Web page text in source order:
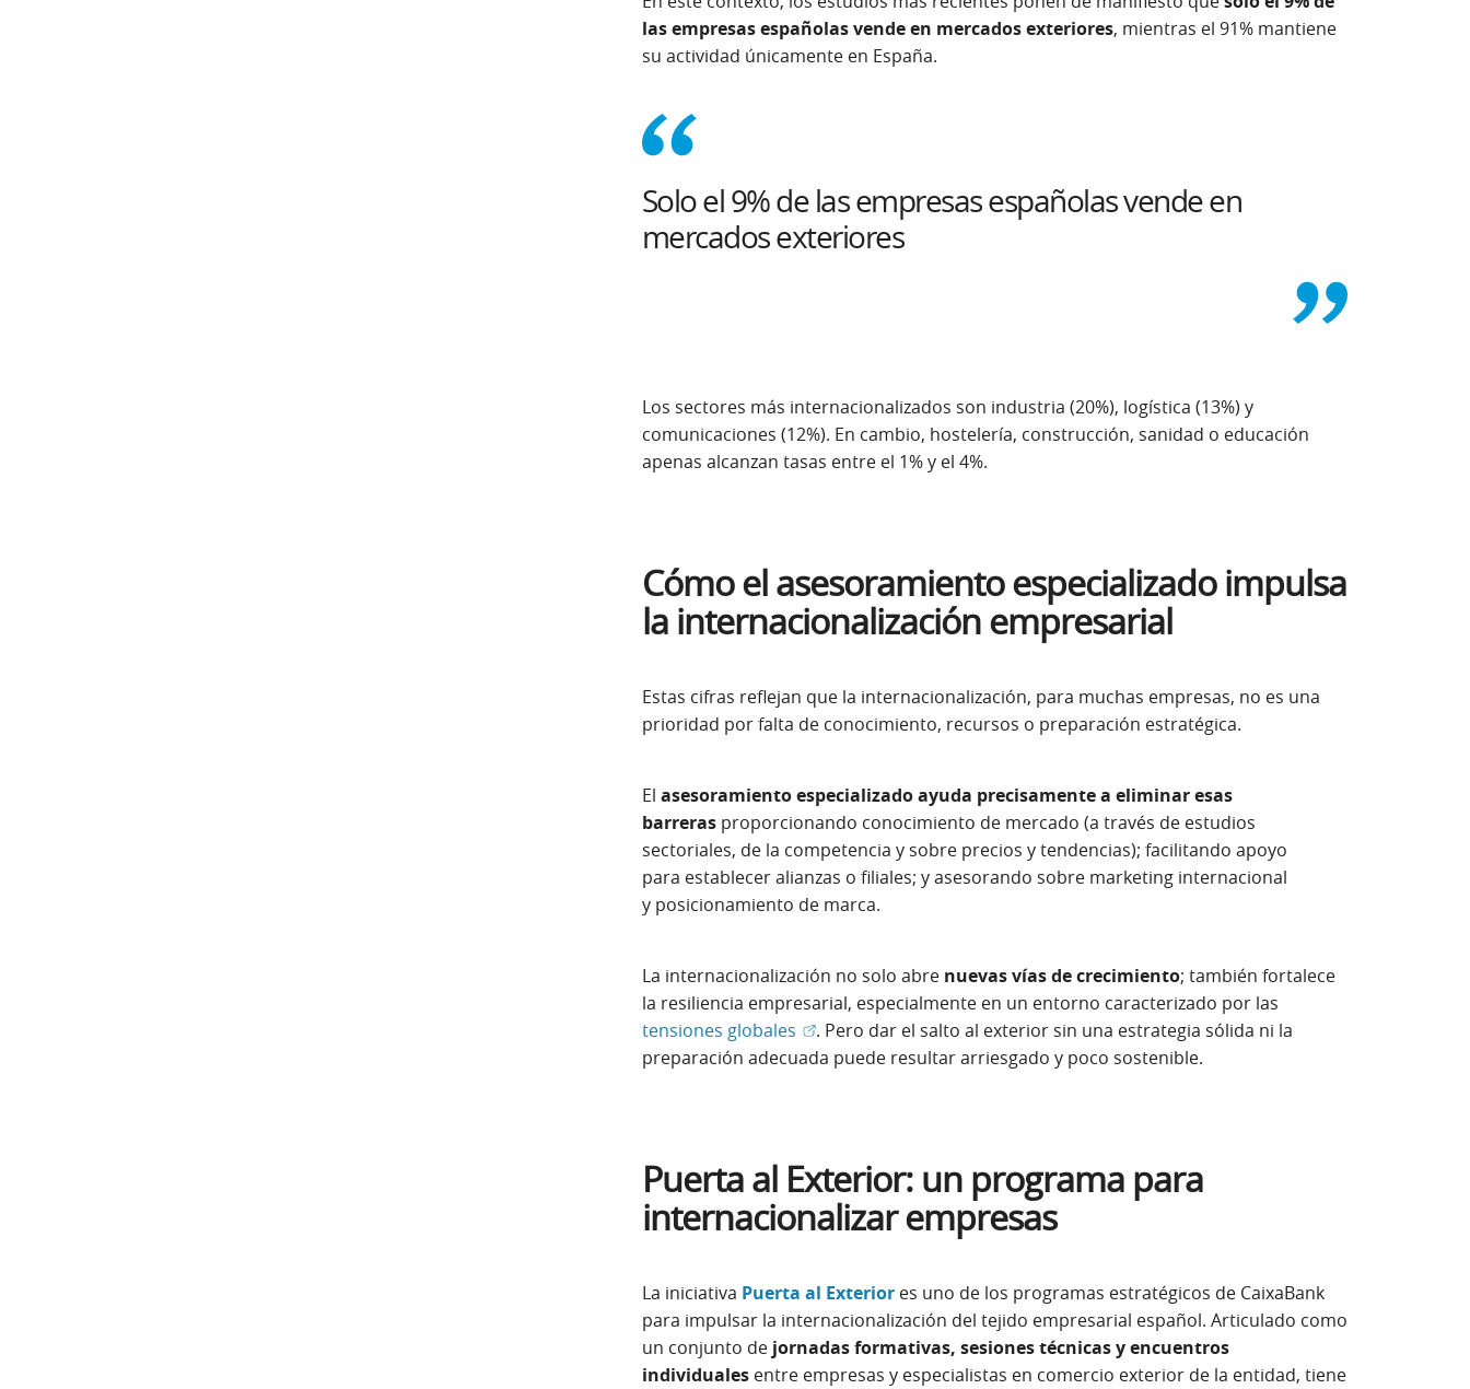
las empresas españolas vende en mercados exteriores, mientras el 91% mantiene
su actividad únicamente en España.
Solo el 9% de las empresas españolas vende en
mercados exteriores
Los sectores más internacionalizados son industria (20%), logística (13%) y
comunicaciones (12%). En cambio, hostelería, construcción, sanidad o educación
apenas alcanzan tasas entre el 1% y el 4%.
Cómo el asesoramiento especializado impulsa
la internacionalización empresarial
Estas cifras reflejan que la internacionalización, para muchas empresas, no es una
prioridad por falta de conocimiento, recursos o preparación estratégica.
El asesoramiento especializado ayuda precisamente a eliminar esas
barrerasproporcionando conocimiento de mercado (a través de estudios
sectoriales, de la competencia y sobre precios y tendencias); facilitando apoyo
para establecer alianzas o filiales; y asesorando sobre marketing internacional
y posicionamiento de marca.
La internacionalización no solo abre nuevas vías de crecimiento; también fortalece
la resiliencia empresarial, especialmente en un entorno caracterizado por las
tensiones globales (Abrir en ventana nueva)
. Pero dar el salto al exterior sin una estrategia sólida ni la
preparación adecuada puede resultar arriesgado y poco sostenible.
Puerta al Exterior: un programa para
internacionalizar empresas
La iniciativa Puerta al Exterior es uno de los programas estratégicos de CaixaBank
para impulsar la internacionalización del tejido empresarial español. Articulado como
un conjunto de jornadas formativas, sesiones técnicas y encuentros
individualesentre empresas y especialistas en comercio exterior de la entidad, tiene